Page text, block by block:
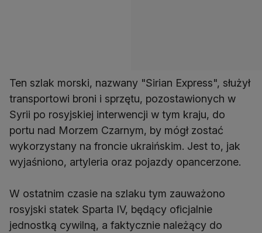
Ten szlak morski, nazwany "Sirian Express", służył
transportowi broni i sprzętu, pozostawionych w
Syrii po rosyjskiej interwencji w tym kraju, do
portu nad Morzem Czarnym, by mógł zostać
wykorzystany na froncie ukraińskim. Jest to, jak
wyjaśniono, artyleria oraz pojazdy opancerzone.
W ostatnim czasie na szlaku tym zauważono
rosyjski statek Sparta IV, będący oficjalnie
jednostką cywilną, a faktycznie należący do